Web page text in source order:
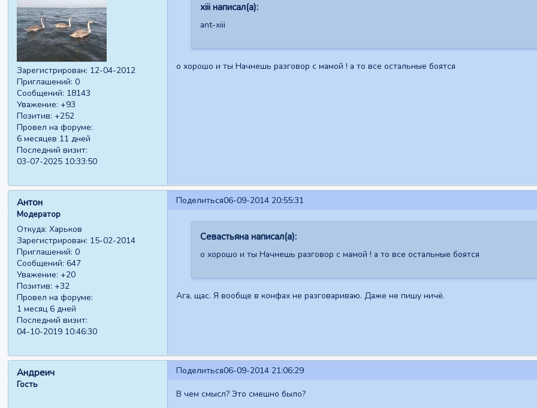
Зарегистрирован: 12-04-2012
Приглашений: 0
Сообщений: 18143
Уважение: +93
Позитив: +252
Провел на форуме:
6 месяцев 11 дней
Последний визит:
03-07-2025 10:33:50
xiii написал(а):
ant-xiii
о хорошо и ты Начнешь разговор с мамой ! а то все остальные боятся
Поделиться06-09-2014 20:55:31
Антон
Модератор
Откуда: Харьков
Зарегистрирован: 15-02-2014
Приглашений: 0
Сообщений: 647
Уважение: +20
Позитив: +32
Провел на форуме:
1 месяц 6 дней
Последний визит:
04-10-2019 10:46:30
Севастьяна написал(а):
о хорошо и ты Начнешь разговор с мамой ! а то все остальные боятся
Ага, щас. Я вообще в конфах не разговариваю. Даже не пишу ничё.
Поделиться06-09-2014 21:06:29
Андреич
Гость
В чем смысл? Это смешно было?